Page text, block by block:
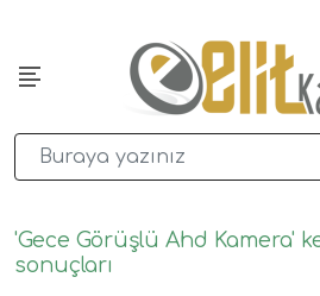
'Gece Görüşlü Ahd Kamera'
sonuçları